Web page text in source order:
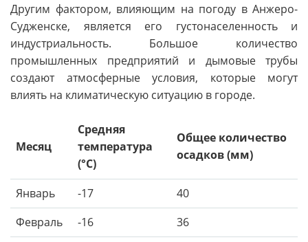
Другим фактором, влияющим на погоду в Анжеро-
Судженске, является его густонаселенность и
индустриальность. Большое количество
промышленных предприятий и дымовые трубы
создают атмосферные условия, которые могут
влиять на климатическую ситуацию в городе.
Месяц
Средняя
температура
(°C)
Общее количество
осадков (мм)
Январь -17
40
Февраль
-16
36